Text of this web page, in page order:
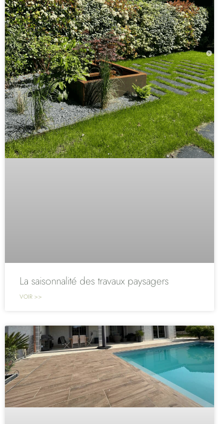
La saisonnalité des travaux paysagers
VOIR >>